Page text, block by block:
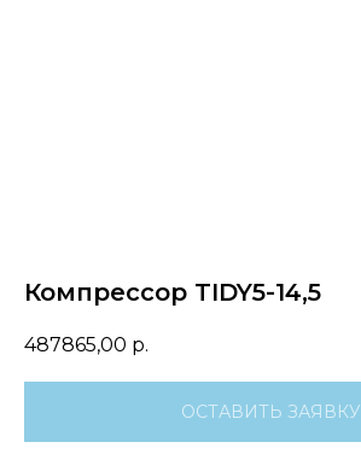
Компрессор TIDY5-14,5
487865,00 р.
ОСТАВИТЬ ЗАЯВКУ